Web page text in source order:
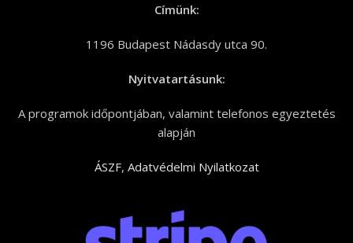
Címünk:
1196 Budapest Nádasdy utca 90.
Nyitvatartásunk:
A programok időpontjában, valamint telefonos egyeztetés
alapján
ÁSZF, Adatvédelmi Nyilatkozat